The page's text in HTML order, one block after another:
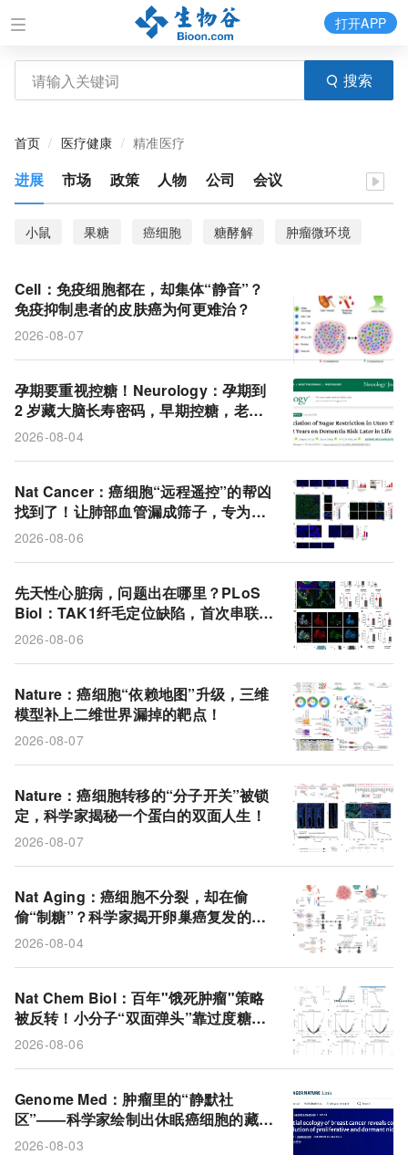
搜索
打开APP
首页 医疗健康 精准医疗
进展 市场 政策 人物 公司 会议
小鼠 果糖 癌细胞 糖酵解
肿瘤微环境
抗体偶联药物
XJ-4-85 大脑灰质
额叶
抑郁症
ZFP36L2
类器官
大脑
膳食指南 细胞外囊泡
痴呆症
非黑色素瘤皮肤癌
巨噬细胞
白介素-6 脂质囊泡
DepMap
癌细胞系
PD-1 斑马鱼
TAK1基因
整合素α5
先天性心脏病 临床试验 胰腺癌
Cell：免疫细胞都在，却集体“静音”？
免疫抑制患者的皮肤癌为何更难治？
2026-08-07
孕期要重视控糖！Neurology：孕期到
2 岁藏大脑长寿密码，早期控糖，老年
痴呆晚来近 3 年
2026-08-04
Nat Cancer：癌细胞“远程遥控”的帮凶
找到了！让肺部血管漏成筛子，专为转
移开道
2026-08-06
先天性心脏病，问题出在哪里？PLoS
Biol：TAK1纤毛定位缺陷，首次串联起
先心病+多系统畸形的统一通路
2026-08-06
Nature：癌细胞“依赖地图”升级，三维
模型补上二维世界漏掉的靶点！
2026-08-07
Nature：癌细胞转移的“分子开关”被锁
定，科学家揭秘一个蛋白的双面人生！
2026-08-07
Nat Aging：癌细胞不分裂，却在偷
偷“制糖”？科学家揭开卵巢癌复发的代
谢诡计
2026-08-04
Nat Chem Biol：百年"饿死肿瘤"策略
被反转！小分子“双面弹头”靠过度糖酵
解撑死肿瘤细胞
2026-08-06
Genome Med：肿瘤里的“静默社
区”——科学家绘制出休眠癌细胞的藏身
地图
2026-08-03